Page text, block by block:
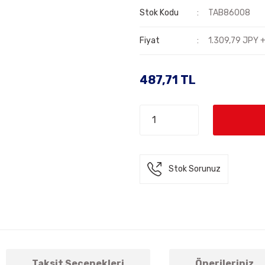
Stok Kodu TAB86008
Fiyat 1.309,79 JPY
487,71 TL
Stok Sorunuz